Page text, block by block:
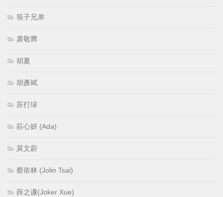
筷子兄弟
肃敬腾
胡夏
胡彥斌
苏打绿
莊心妍 (Ada)
莫文蔚
蔡依林 (Jolin Tsai)
薛之谦(Joker Xue)